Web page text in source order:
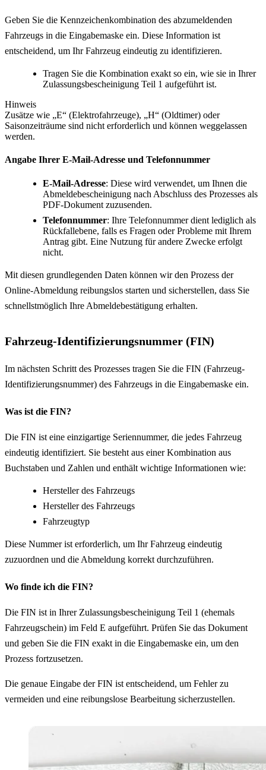
Geben Sie die Kennzeichenkombination des abzumeldenden
Fahrzeugs in die Eingabemaske ein. Diese Information ist
entscheidend, um Ihr Fahrzeug eindeutig zu identifizieren.
Tragen Sie die Kombination exakt so ein, wie sie in Ihrer
Zulassungsbescheinigung Teil 1 aufgeführt ist.
Hinweis
Zusätze wie „E“ (Elektrofahrzeuge), „H“ (Oldtimer) oder
Saisonzeiträume sind nicht erforderlich und können weggelassen
werden.
Angabe Ihrer E-Mail-Adresse und Telefonnummer
E-Mail-Adresse: Diese wird verwendet, um Ihnen die
Abmeldebescheinigung nach Abschluss des Prozesses als
PDF-Dokument zuzusenden.
Telefonnummer: Ihre Telefonnummer dient lediglich als
Rückfallebene, falls es Fragen oder Probleme mit Ihrem
Antrag gibt. Eine Nutzung für andere Zwecke erfolgt
nicht.
Mit diesen grundlegenden Daten können wir den Prozess der
Online-Abmeldung reibungslos starten und sicherstellen, dass Sie
schnellstmöglich Ihre Abmeldebestätigung erhalten.
Fahrzeug-Identifizierungsnummer (FIN)
Im nächsten Schritt des Prozesses tragen Sie die FIN (Fahrzeug-
Identifizierungsnummer) des Fahrzeugs in die Eingabemaske ein.
Was ist die FIN?
Die FIN ist eine einzigartige Seriennummer, die jedes Fahrzeug
eindeutig identifiziert. Sie besteht aus einer Kombination aus
Buchstaben und Zahlen und enthält wichtige Informationen wie:
Hersteller des Fahrzeugs
Hersteller des Fahrzeugs
Fahrzeugtyp
Diese Nummer ist erforderlich, um Ihr Fahrzeug eindeutig
zuzuordnen und die Abmeldung korrekt durchzuführen.
Wo finde ich die FIN?
Die FIN ist in Ihrer Zulassungsbescheinigung Teil 1 (ehemals
Fahrzeugschein) im Feld E aufgeführt. Prüfen Sie das Dokument
und geben Sie die FIN exakt in die Eingabemaske ein, um den
Prozess fortzusetzen.
Die genaue Eingabe der FIN ist entscheidend, um Fehler zu
vermeiden und eine reibungslose Bearbeitung sicherzustellen.